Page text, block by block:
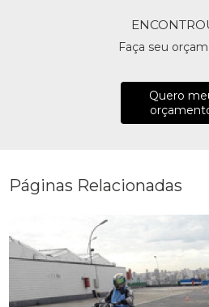
Faça seu
Quero
Páginas Relacionadas